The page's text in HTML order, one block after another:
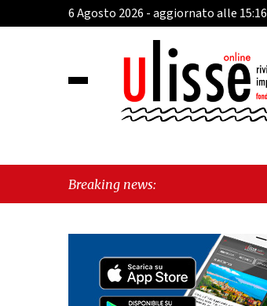
6 Agosto 2026 - aggiornato alle 15:16
Breaking news: